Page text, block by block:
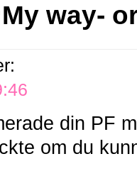
My way-
din PF
om du